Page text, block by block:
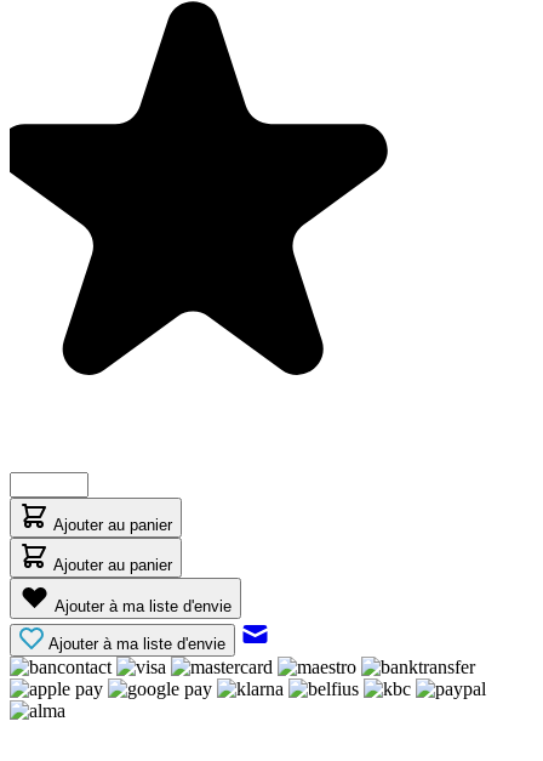
Ajouter au panier
Ajouter au panier
Ajouter à ma liste d'envie
Ajouter à ma liste d'envie